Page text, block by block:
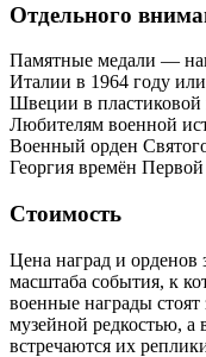
Отдельного
Памятные медали —
Италии в 1964 году
Швеции в пластиковой
Любителям военной
Военный орден
Георгия времён
Стоимость
Цена наград и орденов
масштаба события, к
военные награды
музейной редкостью, а
встречаются их